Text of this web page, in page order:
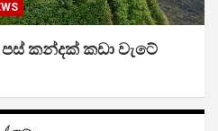
පස් කන්දක් කඩා වැටේ